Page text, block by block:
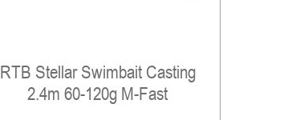
RTB Stellar Swimbait Casting
2.4m 60-120g M-Fast